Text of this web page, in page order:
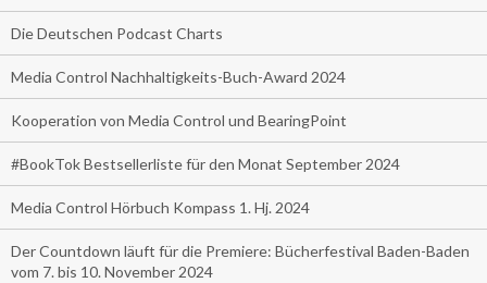
Die Deutschen Podcast Charts
Media Control Nachhaltigkeits-Buch-Award 2024
Kooperation von Media Control und BearingPoint
#BookTok Bestsellerliste für den Monat September 2024
Media Control Hörbuch Kompass 1. Hj. 2024
Der Countdown läuft für die Premiere: Bücherfestival Baden-Baden
vom 7. bis 10. November 2024